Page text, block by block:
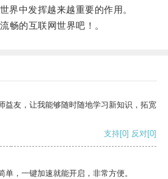
界中发挥越来越重要的作用。
的互联网世界吧！。
益友，让我能够随时随地学习新知识，拓宽
支持[0] 反对[0]
单，一键加速就能开启，非常方便。